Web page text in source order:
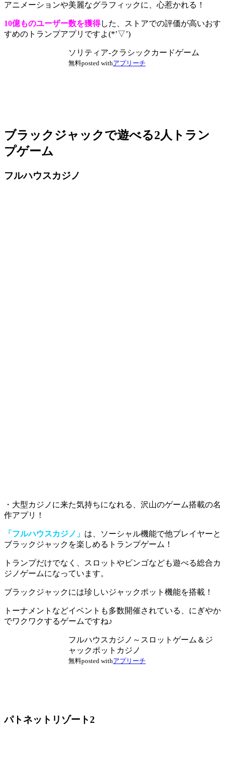
アニメーションや美麗なグラフィックに、心惹かれる！
10億ものユーザー数を獲得した、ストアでの評価が高いおす
すめのトランプアプリですよ(*’▽’)
ソリティア‐クラシックカードゲーム
無料posted withアプリーチ
ブラックジャックで遊べる2人トラン
プゲーム
フルハウスカジノ
・大型カジノに来た気持ちになれる、沢山のゲーム搭載の名
作アプリ！
「フルハウスカジノ」 は、ソーシャル機能で他プレイヤーと
ブラックジャックを楽しめるトランプゲーム！
トランプだけでなく、スロットやビンゴなども遊べる総合カ
ジノゲームになっています。
ブラックジャックには珍しいジャックポット機能を搭載！
トーナメントなどイベントも多数開催されている、にぎやか
でワクワクするゲームですね♪
フルハウスカジノ～スロットゲーム＆ジ
ャックポットカジノ
無料posted withアプリーチ
パトネットリゾート2